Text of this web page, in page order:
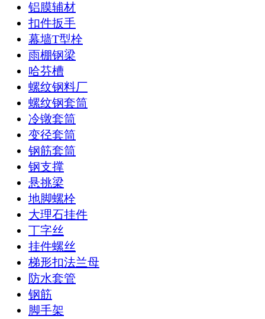
铝膜辅材
扣件扳手
幕墙T型栓
雨棚钢梁
哈芬槽
螺纹钢料厂
螺纹钢套筒
冷镦套筒
变径套筒
钢筋套筒
钢支撑
悬挑梁
地脚螺栓
大理石挂件
丁字丝
挂件螺丝
梯形扣法兰母
防水套管
钢筋
脚手架